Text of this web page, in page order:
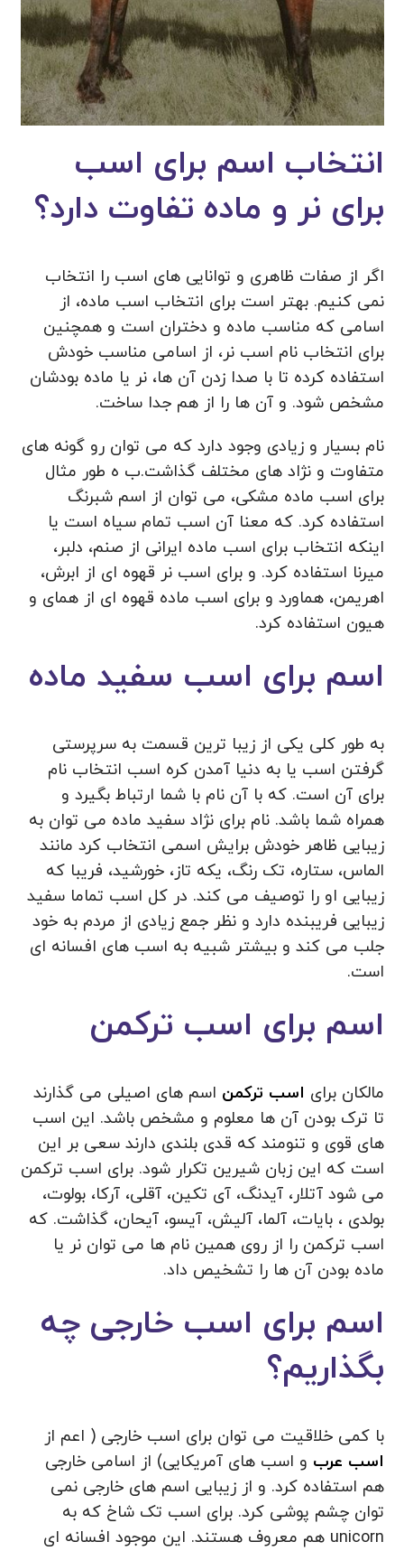
انتخاب اسم برای اسب
برای نر و ماده تفاوت دارد؟
اگر از صفات ظاهری و توانایی های اسب را انتخاب
نمی کنیم. بهتر است برای انتخاب اسب ماده، از
اسامی که مناسب ماده و دختران است و همچنین
برای انتخاب نام اسب نر، از اسامی مناسب خودش
استفاده کرده تا با صدا زدن آن ها، نر یا ماده بودشان
مشخص شود. و آن ها را از هم جدا ساخت.
نام بسیار و زیادی وجود دارد که می توان رو گونه های
متفاوت و نژاد های مختلف گذاشت.ب ه طور مثال
برای اسب ماده مشکی، می توان از اسم شبرنگ
استفاده کرد. که معنا آن اسب تمام سیاه است یا
اینکه انتخاب برای اسب ماده ایرانی از صنم، دلبر،
میرنا استفاده کرد. و برای اسب نر قهوه ای از ابرش،
اهریمن، هماورد و برای اسب ماده قهوه ای از همای و
هیون استفاده کرد.
اسم برای اسب سفید ماده
به طور کلی یکی از زیبا ترین قسمت به سرپرستی
گرفتن اسب یا به دنیا آمدن کره اسب انتخاب نام
برای آن است. که با آن نام با شما ارتباط بگیرد و
همراه شما باشد. نام برای نژاد سفید ماده می توان به
زیبایی ظاهر خودش برایش اسمی انتخاب کرد مانند
الماس، ستاره، تک رنگ، یکه تاز، خورشید، فریبا که
زیبایی او را توصیف می کند. در کل اسب تماما سفید
زیبایی فریبنده دارد و نظر جمع زیادی از مردم به خود
جلب می کند و بیشتر شبیه به اسب های افسانه ای
است.
اسم برای اسب ترکمن
مالکان برای اسب ترکمن اسم های اصیلی می گذارند
تا ترک بودن آن ها معلوم و مشخص باشد. این اسب
های قوی و تنومند که قدی بلندی دارند سعی بر این
است که این زبان شیرین تکرار شود. برای اسب ترکمن
می شود آتلار، آیدنگ، آی تکین، آقلی، آرکا، بولوت،
بولدی ، بایات، آلما، آلیش، آیسو، آیحان، گذاشت. که
اسب ترکمن را از روی همین نام ها می توان نر یا
ماده بودن آن ها را تشخیص داد.
اسم برای اسب خارجی چه
بگذاریم؟
با کمی خلاقیت می توان برای اسب خارجی ( اعم از
اسب عرب و اسب های آمریکایی) از اسامی خارجی
هم استفاده کرد. و از زیبایی اسم های خارجی نمی
توان چشم پوشی کرد. برای اسب تک شاخ که به
unicorn هم معروف هستند. این موجود افسانه ای